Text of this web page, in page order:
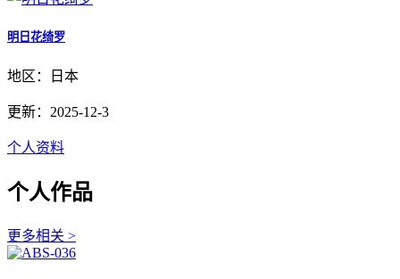
明日花绮罗
地区：日本
更新：2025-12-3
个人资料
个人作品
更多相关 >